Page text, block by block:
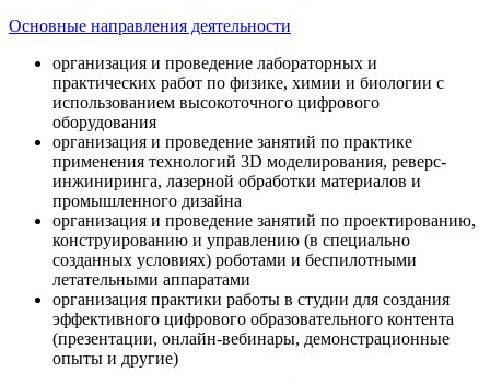
Основные направления деятельности
организация и проведение лабораторных и
практических работ по физике, химии и биологии с
использованием высокоточного цифрового
оборудования
организация и проведение занятий по практике
применения технологий 3D моделирования, реверс-
инжиниринга, лазерной обработки материалов и
промышленного дизайна
организация и проведение занятий по проектированию,
конструированию и управлению (в специально
созданных условиях) роботами и беспилотными
летательными аппаратами
организация практики работы в студии для создания
эффективного цифрового образовательного контента
(презентации, онлайн-вебинары, демонстрационные
опыты и другие)